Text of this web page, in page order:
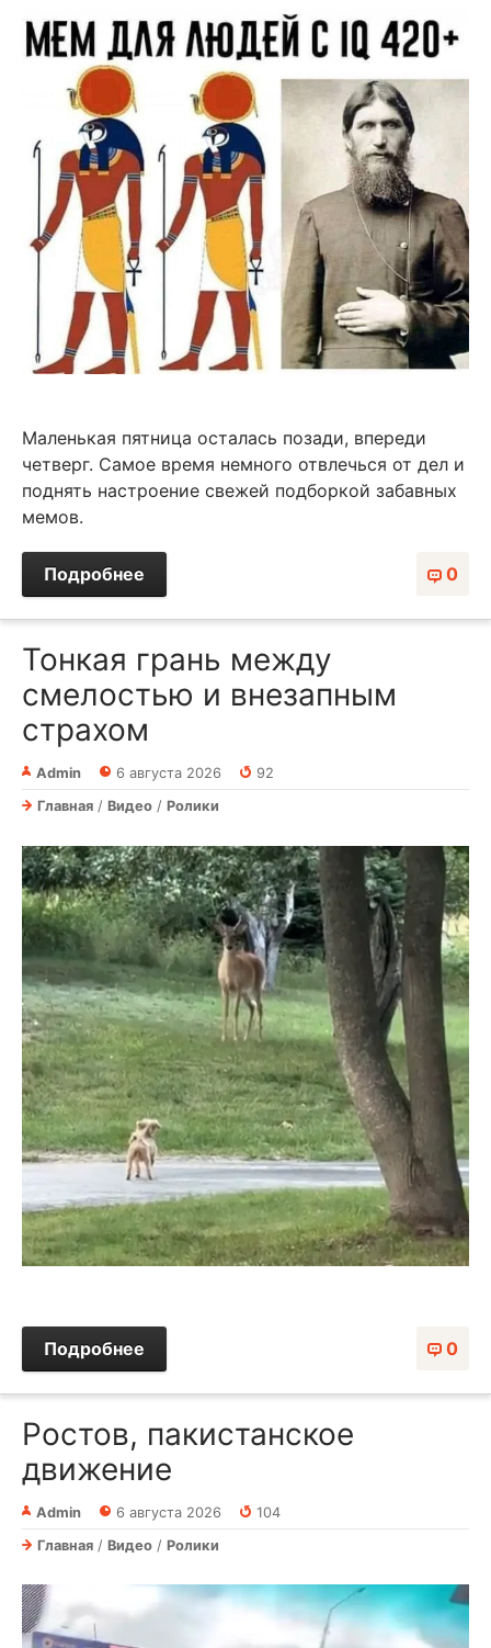
Маленькая пятница осталась позади, впереди
четверг. Самое время немного отвлечься от дел и
поднять настроение свежей подборкой забавных
мемов.
0
Подробнее
Тонкая грань между
смелостью и внезапным
страхом
Admin 6 августа 2026
92
Главная / Видео / Ролики
0
Подробнее
Ростов, пакистанское
движение
Admin 6 августа 2026
104
Главная / Видео / Ролики